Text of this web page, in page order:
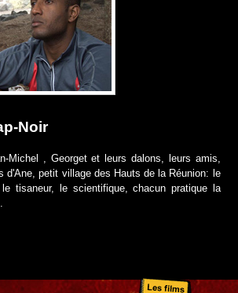
Noir
Michel , Georget et leurs dalons, leurs amis,
d'Ane, petit village des Hauts de la Réunion: le
tisaneur, le scientifique, chacun pratique la